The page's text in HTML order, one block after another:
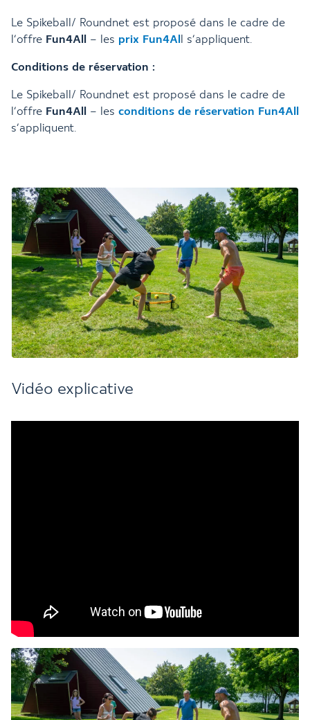
Le Spikeball/ Roundnet est proposé dans le cadre de
l’offre Fun4All – les prix Fun4Al l s’appliquent.
Conditions de réservation :
Le Spikeball/ Roundnet est proposé dans le cadre de
l’offre Fun4All – les conditions de réservation Fun4All
s’appliquent.
Vidéo explicative